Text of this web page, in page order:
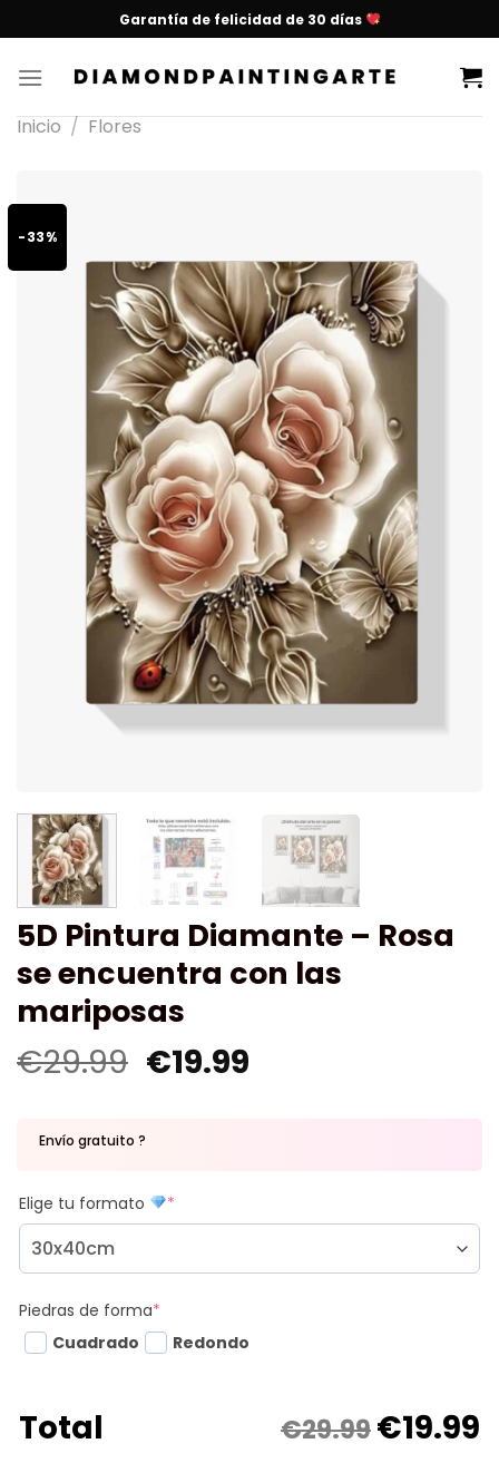
Garantía de felicidad de 30 días
Inicio / Flores
-33%
5D Pintura Diamante – Rosa
se encuentra con las
mariposas
€29.99 €19.99
Envío gratuito ?
Elige tu formato *
Piedras de forma*
Cuadrado
Redondo
Total €29.99€19.99